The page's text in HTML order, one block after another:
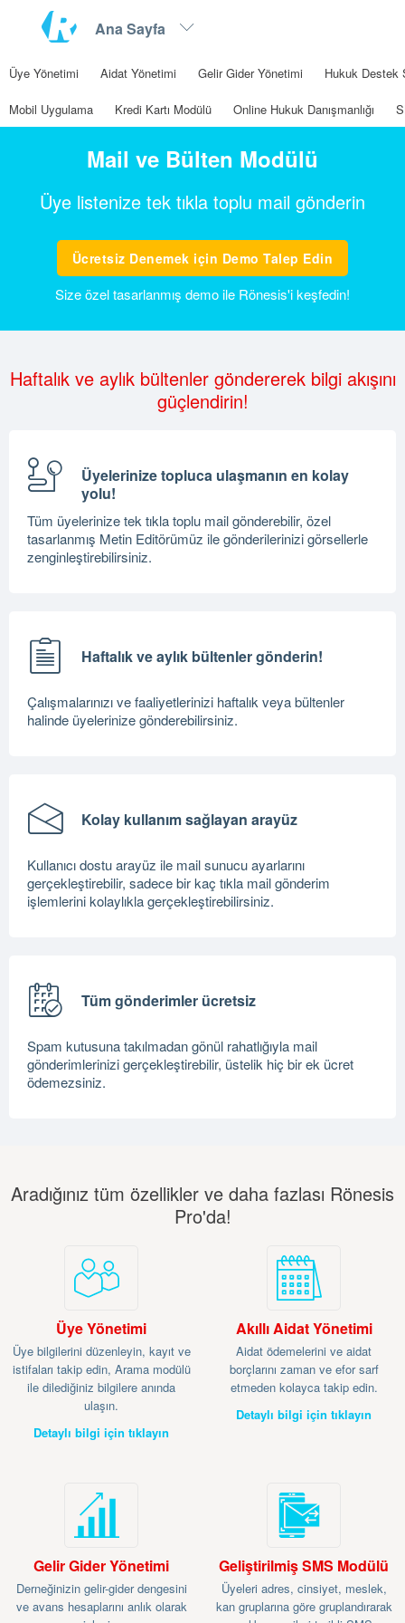
Üye Yönetimi Aidat Yönetimi Gelir Gider Yönetimi Hukuk Destek
Mobil Uygulama Kredi Kartı Modülü Online Hukuk Danışmanlığı
Mail ve Bülten Modülü
Üye listenize tek tıkla toplu mail gönderin
Ücretsiz Denemek için Demo Talep Edin
Size özel tasarlanmış demo ile Rönesis'i keşfedin!
Haftalık ve aylık bültenler göndererek bilgi akışını
güçlendirin!
Üyelerinize topluca ulaşmanın en kolay
yolu!
Tüm üyelerinize tek tıkla toplu mail gönderebilir, özel
tasarlanmış Metin Editörümüz ile gönderilerinizi görsellerle
zenginleştirebilirsiniz.
Haftalık ve aylık bültenler gönderin!
Çalışmalarınızı ve faaliyetlerinizi haftalık veya bültenler
halinde üyelerinize gönderebilirsiniz.
Kolay kullanım sağlayan arayüz
Kullanıcı dostu arayüz ile mail sunucu ayarlarını
gerçekleştirebilir, sadece bir kaç tıkla mail gönderim
işlemlerini kolaylıkla gerçekleştirebilirsiniz.
Tüm gönderimler ücretsiz
Spam kutusuna takılmadan gönül rahatlığıyla mail
gönderimlerinizi gerçekleştirebilir, üstelik hiç bir ek ücret
ödemezsiniz.
Aradığınız tüm özellikler ve daha fazlası Rönesis
Pro'da!
Üye Yönetimi
Üye bilgilerini düzenleyin, kayıt ve
istifaları takip edin, Arama modülü
ile dilediğiniz bilgilere anında
ulaşın.
Detaylı bilgi için tıklayın
Akıllı Aidat Yönetimi
Aidat ödemelerini ve aidat
borçlarını zaman ve efor sarf
etmeden kolayca takip edin.
Detaylı bilgi için tıklayın
Gelir Gider Yönetimi
Derneğinizin gelir-gider dengesini
ve avans hesaplarını anlık olarak
Geliştirilmiş SMS Modülü
Üyeleri adres, cinsiyet, meslek,
kan gruplarına göre gruplandırarak